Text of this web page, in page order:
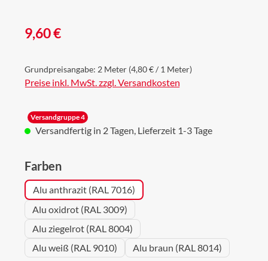
Regulärer Preis:
9,60 €
Grundpreisangabe: 2 Meter (4,80 € / 1 Meter)
Preise inkl. MwSt. zzgl. Versandkosten
Versandgruppe 4
Versandfertig in 2 Tagen, Lieferzeit 1-3 Tage
Farbenauswählen
Alu anthrazit (RAL 7016)
Alu oxidrot (RAL 3009)
Alu ziegelrot (RAL 8004)
Alu weiß (RAL 9010)
Alu braun (RAL 8014)